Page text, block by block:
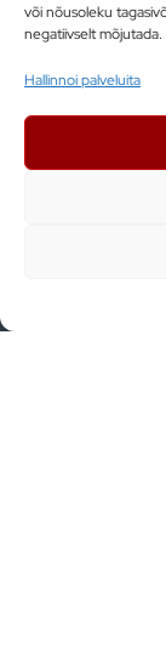
või nõusoleku
negatiivselt mõjutada.
Hallinnoi palveluita
PALAUTE
OTA